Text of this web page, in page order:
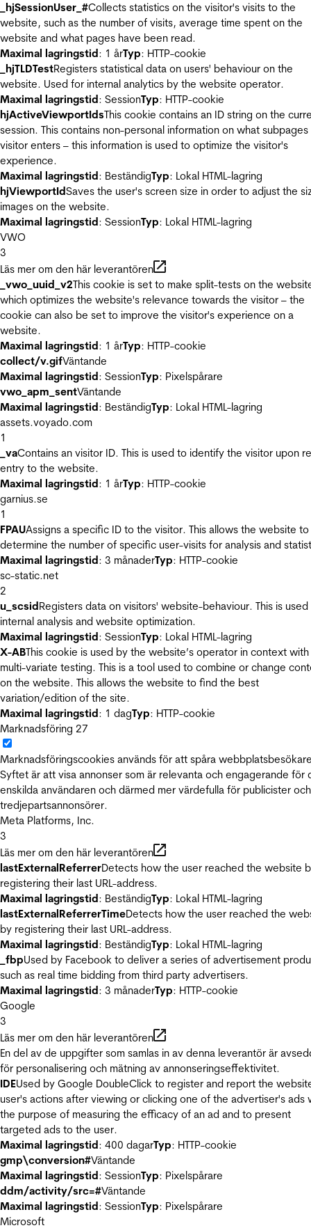
_hjSessionUser_#Collects statistics on the visitor's visits to the
website, such as the number of visits, average time spent on the
website and what pages have been read.
Maximal lagringstid: 1 årTyp: HTTP-cookie
_hjTLDTestRegisters statistical data on users' behaviour on the
website. Used for internal analytics by the website operator.
Maximal lagringstid: SessionTyp: HTTP-cookie
hjActiveViewportIdsThis cookie contains an ID string on the
session. This contains non-personal information on what
visitor enters – this information is used to optimize the visitor's
experience.
Maximal lagringstid: BeständigTyp: Lokal HTML-lagring
hjViewportIdSaves the user's screen size in order to adjust the
images on the website.
Maximal lagringstid: SessionTyp: Lokal HTML-lagring
VWO
3
Läs mer om den här leverantören
_vwo_uuid_v2This cookie is set to make split-tests on the
which optimizes the website's relevance towards the visitor – the
cookie can also be set to improve the visitor's experience on a
website.
Maximal lagringstid: 1 årTyp: HTTP-cookie
collect/v.gifVäntande
Maximal lagringstid: SessionTyp: Pixelspårare
vwo_apm_sentVäntande
Maximal lagringstid: BeständigTyp: Lokal HTML-lagring
assets.voyado.com
1
_vaContains an visitor ID. This is used to identify the visitor upon
entry to the website.
Maximal lagringstid: 1 årTyp: HTTP-cookie
garnius.se
1
FPAUAssigns a specific ID to the visitor. This allows the website to
determine the number of specific user-visits for analysis and
Maximal lagringstid: 3 månaderTyp: HTTP-cookie
sc-static.net
2
u_scsidRegisters data on visitors' website-behaviour. This is
internal analysis and website optimization.
Maximal lagringstid: SessionTyp: Lokal HTML-lagring
X-ABThis cookie is used by the website’s operator in context with
multi-variate testing. This is a tool used to combine or change
on the website. This allows the website to find the best
variation/edition of the site.
Maximal lagringstid: 1 dagTyp: HTTP-cookie
Marknadsföring 27
Marknadsföringscookies används för att spåra
Syftet är att visa annonser som är relevanta och engagerande för
enskilda användaren och därmed mer värdefulla för publicister och
tredjepartsannonsörer.
Meta Platforms, Inc.
3
Läs mer om den här leverantören
lastExternalReferrerDetects how the user reached the website
registering their last URL-address.
Maximal lagringstid: BeständigTyp: Lokal HTML-lagring
lastExternalReferrerTimeDetects how the user reached the
by registering their last URL-address.
Maximal lagringstid: BeständigTyp: Lokal HTML-lagring
_fbpUsed by Facebook to deliver a series of advertisement
such as real time bidding from third party advertisers.
Maximal lagringstid: 3 månaderTyp: HTTP-cookie
Google
3
Läs mer om den här leverantören
En del av de uppgifter som samlas in av denna leverantör är
för personalisering och mätning av annonseringseffektivitet.
IDEUsed by Google DoubleClick to register and report the
user's actions after viewing or clicking one of the advertiser's ads
the purpose of measuring the efficacy of an ad and to present
targeted ads to the user.
Maximal lagringstid: 400 dagarTyp: HTTP-cookie
gmp\conversion#Väntande
Maximal lagringstid: SessionTyp: Pixelspårare
ddm/activity/src=#Väntande
Maximal lagringstid: SessionTyp: Pixelspårare
Microsoft